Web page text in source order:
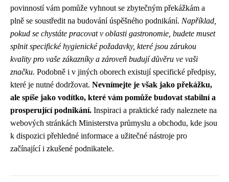
povinností vám pomůže vyhnout se zbytečným překážkám a
plně se soustředit na budování úspěšného podnikání. Například,
pokud se chystáte pracovat v oblasti gastronomie, budete muset
splnit specifické hygienické požadavky, které jsou zárukou
kvality pro vaše zákazníky a zároveň budují důvěru ve vaši
značku. Podobně i v jiných oborech existují specifické předpisy,
které je nutné dodržovat. Nevnímejte je však jako překážku,
ale spíše jako vodítko, které vám pomůže budovat stabilní a
prosperující podnikání. Inspiraci a praktické rady naleznete na
webových stránkách Ministerstva průmyslu a obchodu, kde jsou
k dispozici přehledné informace a užitečné nástroje pro
začínající i zkušené podnikatele.